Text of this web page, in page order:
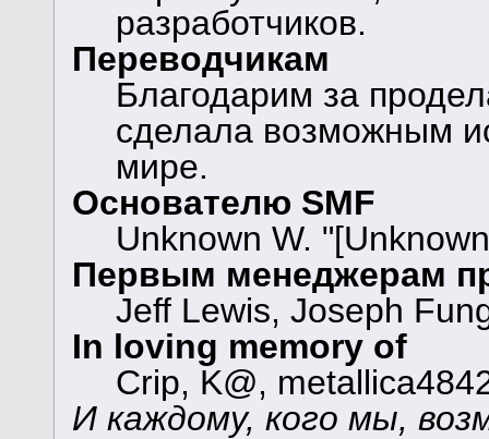
разработчиков.
Переводчикам
Благодарим за
сделала возможным
мире.
Основателю SMF
Unknown W.
Первым менеджерам
Jeff Lewis, Joseph
In loving memory of
Crip, K@,
И каждому, кого мы,